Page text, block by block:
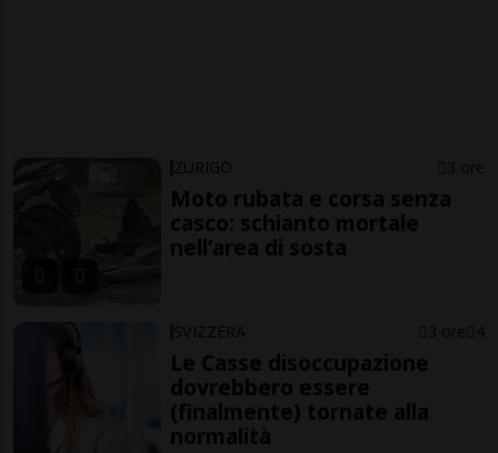
ZURIGO 3 ore
Moto rubata e corsa senza
casco: schianto mortale
nell’area di sosta
SVIZZERA 3 ore 4
Le Casse disoccupazione
dovrebbero essere
(finalmente) tornate alla
normalità